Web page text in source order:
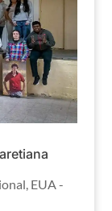
, EUA -